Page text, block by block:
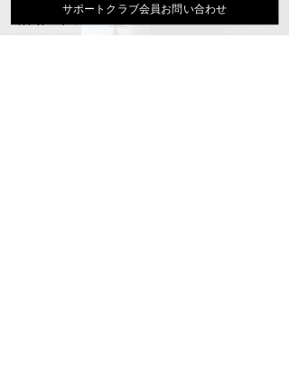
活動スケジュール
サポートクラブ会員お問い合わせ